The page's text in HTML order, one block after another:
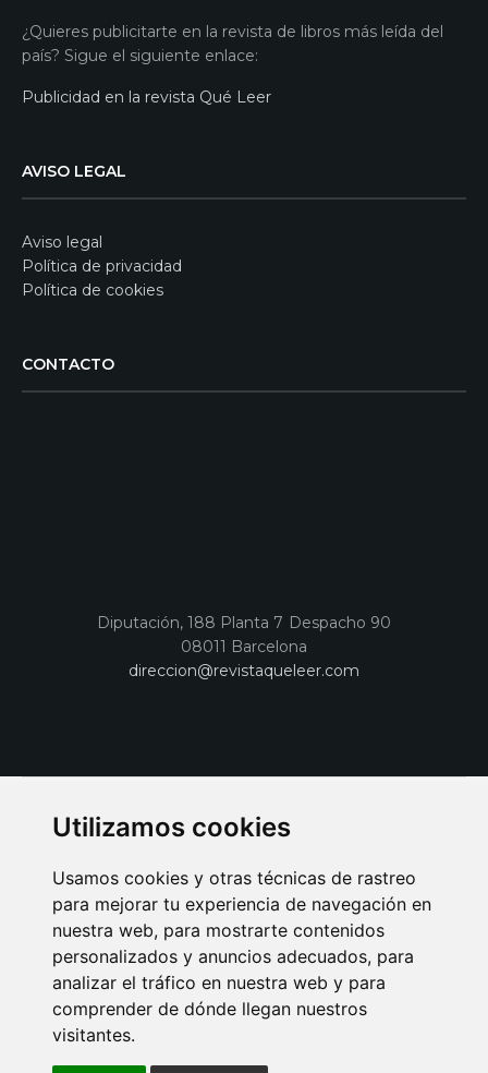
Utilizamos cookies
Usamos cookies y otras técnicas de rastreo
para mejorar tu experiencia de navegación en
nuestra web, para mostrarte contenidos
personalizados y anuncios adecuados, para
analizar el tráfico en nuestra web y para
comprender de dónde llegan nuestros
visitantes.
¿Quieres publicitarte en la revista de libros más leída del
país? Sigue el siguiente enlace:
Publicidad en la revista Qué Leer
AVISO LEGAL
Aviso legal
Política de privacidad
Política de cookies
CONTACTO
Diputación, 188 Planta 7 Despacho 90
08011 Barcelona
direccion@revistaqueleer.com
AVISO LEGAL POLITICA DE COOKIES
POLITICA DE PRIVACIDAD
PUBLICIDAD EN LA REVISTA QUÉ LEER
SORTEO-PREESTRENOS
SUSCRIPCIONES